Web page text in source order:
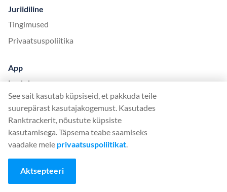
Juriidiline
Tingimused
Privaatsuspoliitika
App
Logi sisse
Registreeru
Hinnakujundus
Rakenduse verstapostid
Kasutajatugi
Keeled
See sait kasutab küpsiseid, et pakkuda teile
suurepärast kasutajakogemust. Kasutades
Ranktrackerit, nõustute küpsiste
kasutamisega. Täpsema teabe saamiseks
vaadake meie privaatsuspoliitikat.
Aktsepteeri